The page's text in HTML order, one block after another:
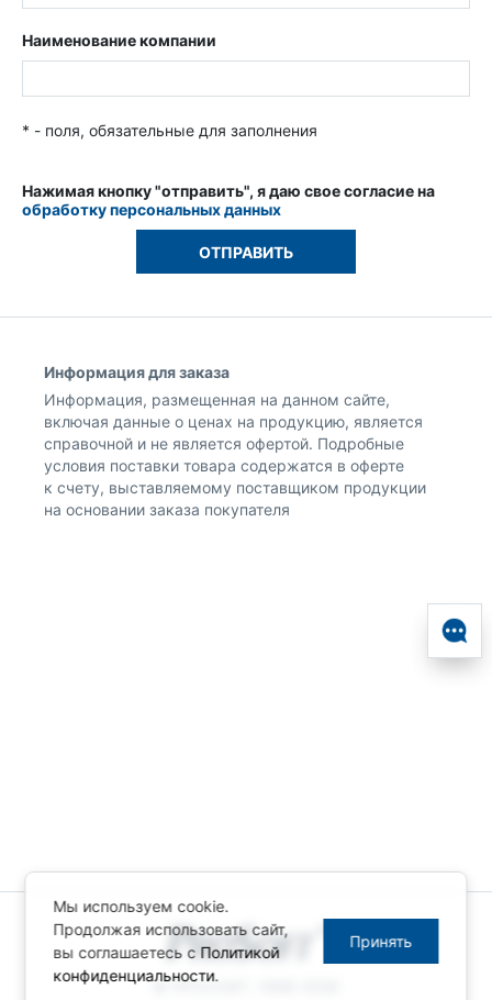
Наименование компании
* - поля, обязательные для заполнения
Нажимая кнопку "отправить", я даю свое согласие на
обработку персональных данных
Информация для заказа
Информация, размещенная на данном сайте,
включая данные о ценах на продукцию, является
справочной и не является офертой. Подробные
условия поставки товара содержатся в оферте
к счету, выставляемому поставщиком продукции
на основании заказа покупателя
© ПРОСОФТ, 1996-2026
Мы используем cookie.
Продолжая использовать сайт,
вы соглашаетесь с Политикой
конфиденциальности.
Принять